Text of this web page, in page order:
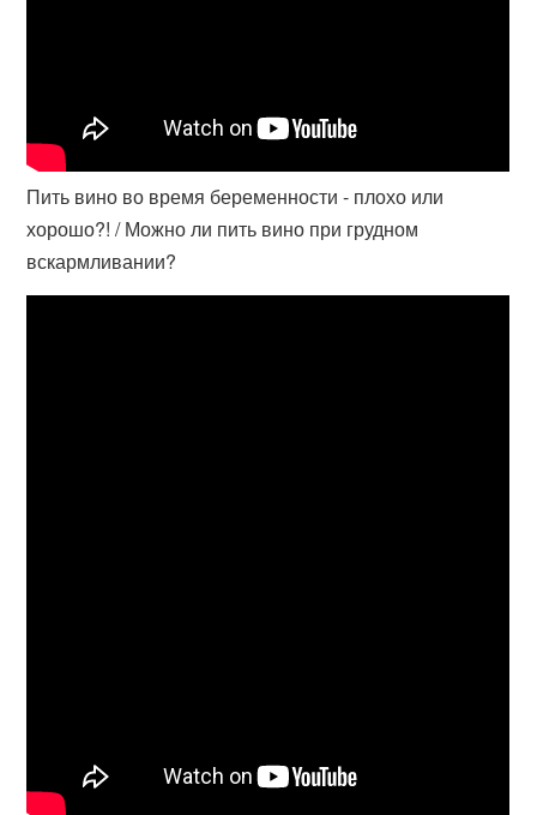
Пить вино во время беременности - плохо или
хорошо?! / Можно ли пить вино при грудном
вскармливании?